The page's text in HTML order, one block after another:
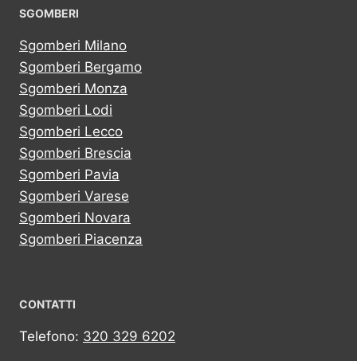
SGOMBERI
Sgomberi Milano
Sgomberi Bergamo
Sgomberi Monza
Sgomberi Lodi
Sgomberi Lecco
Sgomberi Brescia
Sgomberi Pavia
Sgomberi Varese
Sgomberi Novara
Sgomberi Piacenza
CONTATTI
Telefono: 320 329 6202